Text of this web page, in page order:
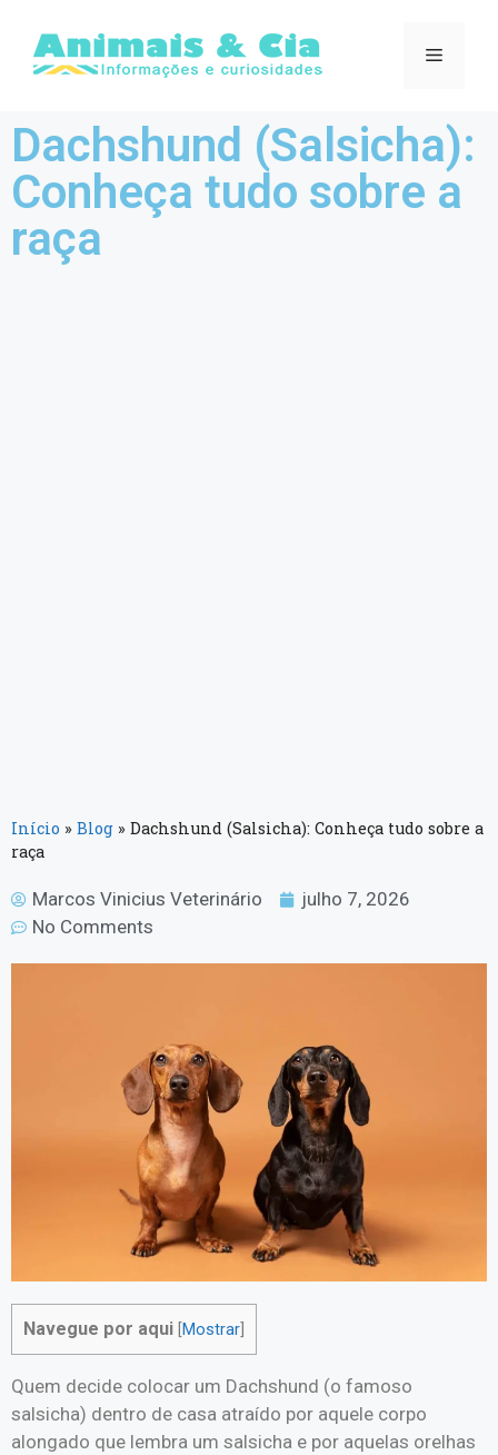
Dachshund (Salsicha):
Conheça tudo sobre a
raça
Início » Blog » Dachshund (Salsicha): Conheça tudo sobre a
raça
Marcos Vinicius Veterinário
julho 7, 2026
No Comments
Navegue por aqui Mostrar
Quem decide colocar um Dachshund (o famoso
salsicha) dentro de casa atraído por aquele corpo
alongado que lembra um salsicha e por aquelas orelhas